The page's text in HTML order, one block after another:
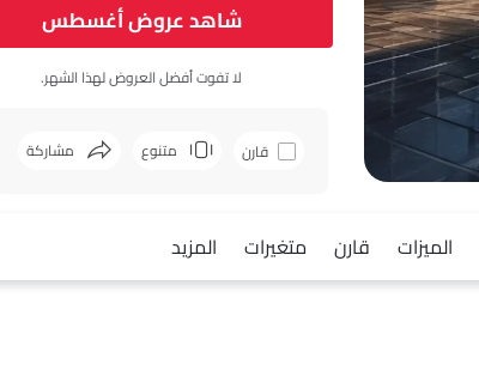
شاهد عروض أغسطس
لا تفوت أفضل العروض لهذا الشهر.
قارن متنوع مشاركة
فيسبوك
الميزات قارن متغيرات المزيد